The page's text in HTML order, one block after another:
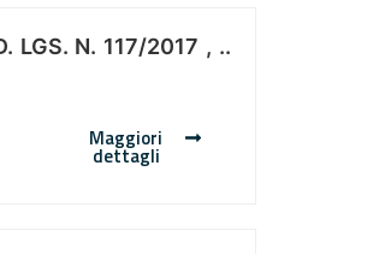
LGS. N. 117/2017 , ..
Maggiori
dettagli